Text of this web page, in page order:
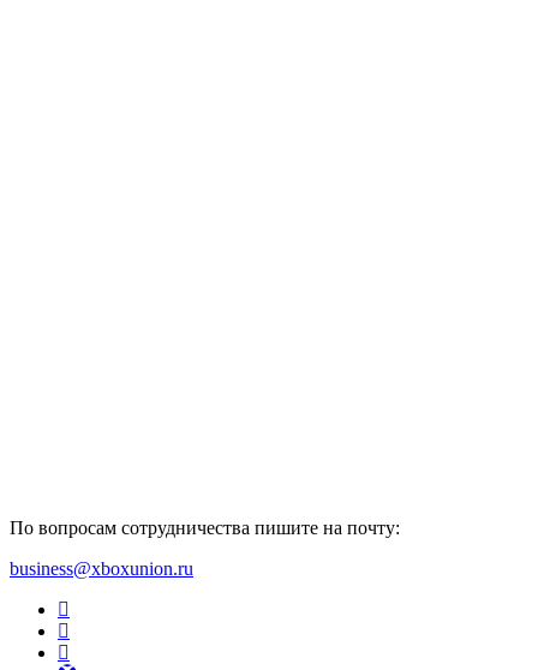
По вопросам сотрудничества пишите на почту:
business@xboxunion.ru